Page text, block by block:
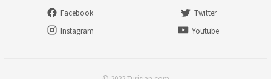
Facebook
Twitter
Instagram
Youtube